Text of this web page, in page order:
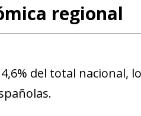
regional
del total nacional,